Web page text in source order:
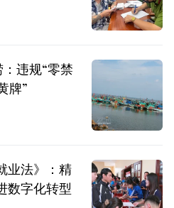
违规“零禁
牌”
业法》：精
数字化转型